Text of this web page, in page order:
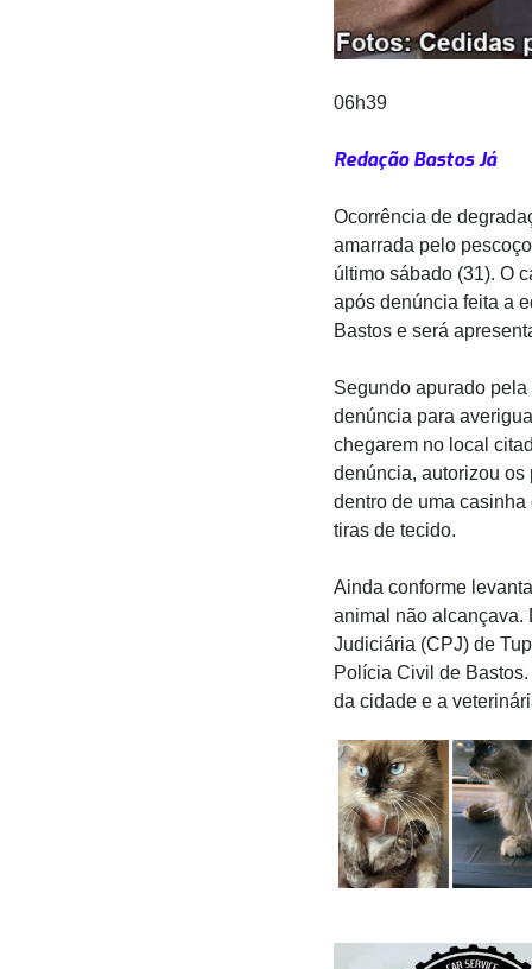
06h39
Redação Bastos Já
Ocorrência de
amarrada pelo
último sábado (31). O
após denúncia feita a
Bastos e será
Segundo apurado
denúncia para
chegarem no local
denúncia, autorizou os
dentro de uma
tiras de tecido.
Ainda conforme
animal não alcançava.
Judiciária (CPJ) de
Polícia Civil de
da cidade e a